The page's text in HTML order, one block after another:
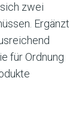
zwei
Ergänzt
für Ordnung